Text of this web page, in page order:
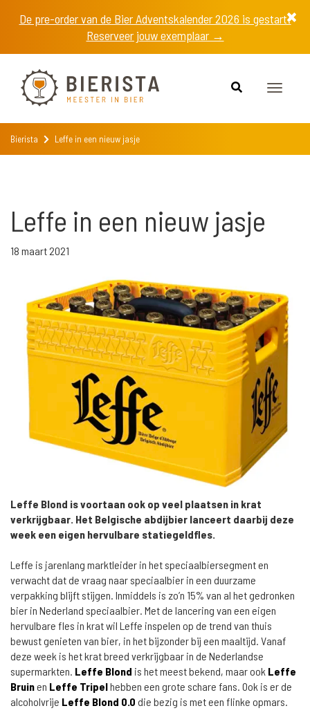
De pre-order van de Bier Adventskalender 2026 is gestart!
Reserveer jouw exemplaar →
Toggle
Bierista Leffe in een nieuw jasje
Leffe in een nieuw jasje
18 maart 2021
Leffe Blond is voortaan ook op veel plaatsen in krat
verkrijgbaar. Het Belgische abdijbier lanceert daarbij deze
week een eigen hervulbare statiegeldfles.
Leffe is jarenlang marktleider in het speciaalbiersegment en
verwacht dat de vraag naar speciaalbier in een duurzame
verpakking blijft stijgen. Inmiddels is zo’n 15% van al het gedronken
bier in Nederland speciaalbier. Met de lancering van een eigen
hervulbare fles in krat wil Leffe inspelen op de trend van thuis
bewust genieten van bier, in het bijzonder bij een maaltijd. Vanaf
deze week is het krat breed verkrijgbaar in de Nederlandse
supermarkten. Leffe Blond is het meest bekend, maar ook Leffe
Bruinen Leffe Tripelhebben een grote schare fans. Ook is er de
alcoholvrije Leffe Blond 0.0 die bezig is met een flinke opmars.